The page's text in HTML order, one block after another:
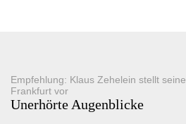
Empfehlung: Klaus Zehelein stellt
Frankfurt vor
Unerhörte Augenblicke